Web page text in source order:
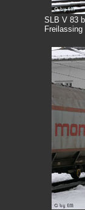
SLB V 83
Freilassing